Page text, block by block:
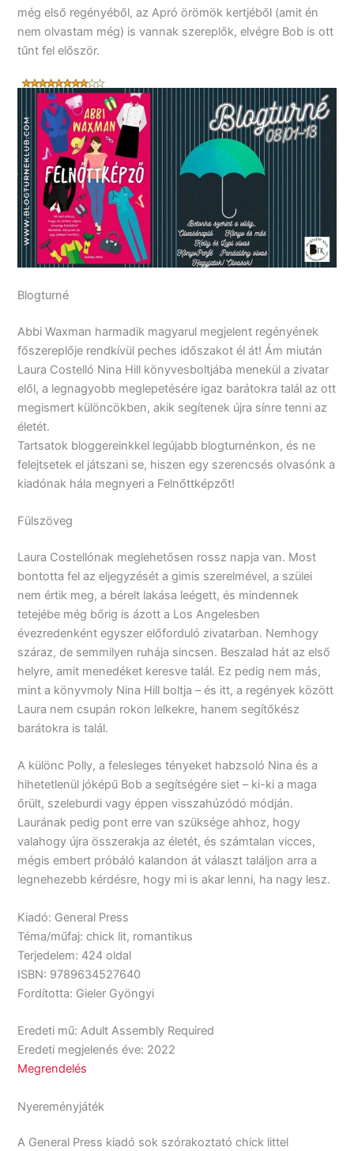
még első regényéből, az Apró örömök kertjéből (amit én
nem olvastam még) is vannak szereplők, elvégre Bob is ott
tűnt fel először.
Blogturné
Abbi Waxman harmadik magyarul megjelent regényének
főszereplője rendkívül peches időszakot él át! Ám miután
Laura Costelló Nina Hill könyvesboltjába menekül a zivatar
elől, a legnagyobb meglepetésére igaz barátokra talál az ott
megismert különcökben, akik segítenek újra sínre tenni az
életét.
Tartsatok bloggereinkkel legújabb blogturnénkon, és ne
felejtsetek el játszani se, hiszen egy szerencsés olvasónk a
kiadónak hála megnyeri a Felnőttképzőt!
Fülszöveg
Laura Costellónak meglehetősen rossz napja van. Most
bontotta fel az eljegyzését a gimis szerelmével, a szülei
nem értik meg, a bérelt lakása leégett, és mindennek
tetejébe még bőrig is ázott a Los Angelesben
évezredenként egyszer előforduló zivatarban. Nemhogy
száraz, de semmilyen ruhája sincsen. Beszalad hát az első
helyre, amit menedéket keresve talál. Ez pedig nem más,
mint a könyvmoly Nina Hill boltja – és itt, a regények között
Laura nem csupán rokon lelkekre, hanem segítőkész
barátokra is talál.
A különc Polly, a felesleges tényeket habzsoló Nina és a
hihetetlenül jóképű Bob a segítségére siet – ki-ki a maga
őrült, szeleburdi vagy éppen visszahúzódó módján.
Laurának pedig pont erre van szüksége ahhoz, hogy
valahogy újra összerakja az életét, és számtalan vicces,
mégis embert próbáló kalandon át választ találjon arra a
legnehezebb kérdésre, hogy mi is akar lenni, ha nagy lesz.
Kiadó: General Press
Téma/műfaj: chick lit, romantikus
Terjedelem: 424 oldal
ISBN: 9789634527640
Fordította: Gieler Gyöngyi
Eredeti mű: Adult Assembly Required
Eredeti megjelenés éve: 2022
Megrendelés
Nyereményjáték
A General Press kiadó sok szórakoztató chick littel